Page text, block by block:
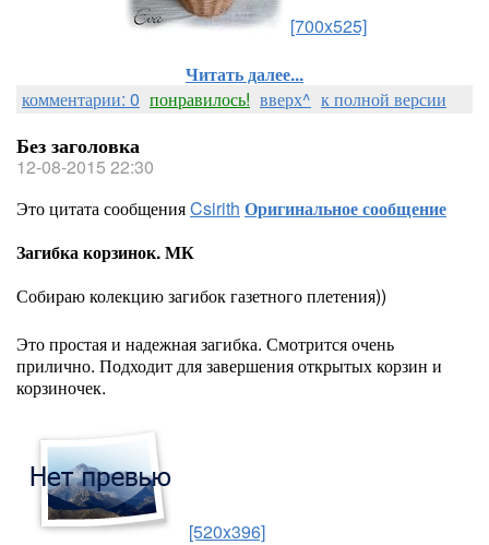
[700x525]
Читать далее...
комментарии: 0 понравилось! вверх^ к полной версии
Без заголовка
12-08-2015 22:30
Это цитата сообщенияCsirith Оригинальное сообщение
Загибка корзинок. МК
Собираю колекцию загибок газетного плетения))
Это простая и надежная загибка. Смотрится очень
прилично. Подходит для завершения открытых корзин и
корзиночек.
[520x396]